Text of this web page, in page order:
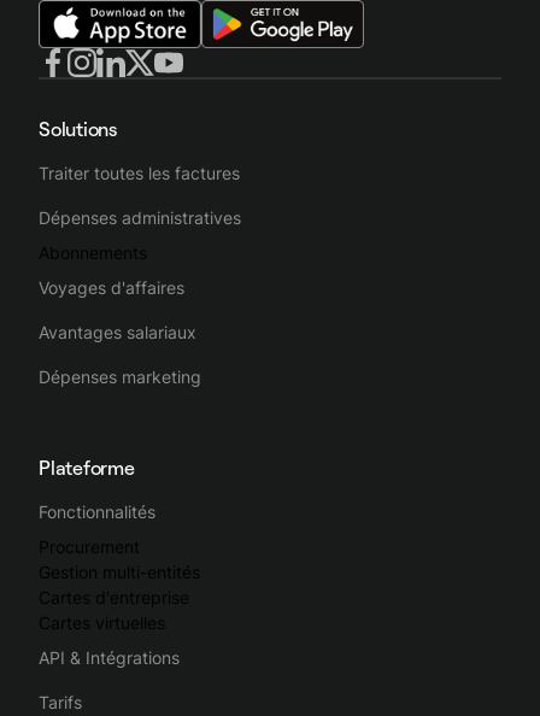
Solutions
Traiter toutes les factures
Dépenses administratives
Abonnements
Voyages d'affaires
Avantages salariaux
Dépenses marketing
Plateforme
Fonctionnalités
Procurement
Gestion multi-entités
Cartes d'entreprise
Cartes virtuelles
API & Intégrations
Tarifs